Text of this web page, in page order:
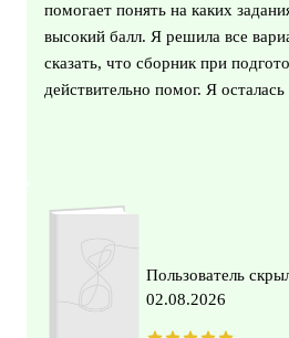
помогает понять на каких
высокий балл. Я решила все
сказать, что сборник при
действительно помог. Я
Пользователь
02.08.2026